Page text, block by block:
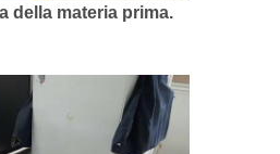
della materia prima.